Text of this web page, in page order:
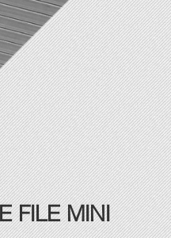
FILE MINI